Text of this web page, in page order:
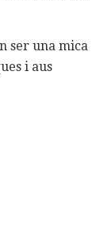
ser una mica
i aus